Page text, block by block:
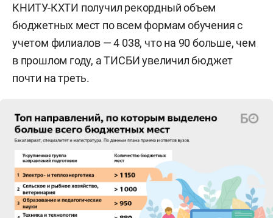
История — РТ: 60,88; РФ: 55,8.
География — РТ: 59,67; РФ: 54,8.
Английский язык — РТ: 70,78; РФ: 64,1.
отсутствуют).
Французский язык — РТ: 79,00 (данные по РФ
отсутствуют).
Обществознание — РТ: 57,54; РФ: 53,6.
КНИТУ-КХТИ получил рекордный объем
бюджетных мест по всем формам обучения с
учетом филиалов — 4 038, что на 90 больше, чем
в прошлом году, а ТИСБИ увеличил бюджет
почти на треть.